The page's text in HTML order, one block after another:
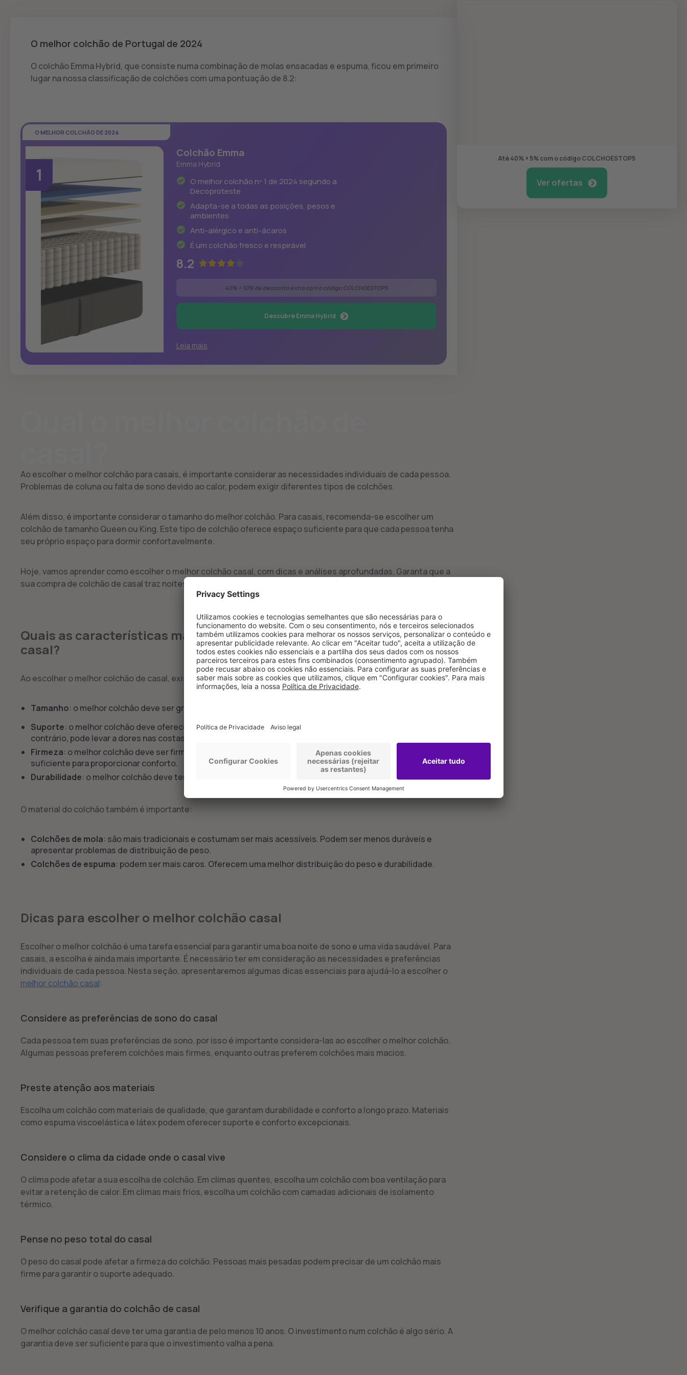
O melhor colchão de Portugal de 2024
O colchão Emma Hybrid, que consiste numa combinação de molas ensacadas e espuma, ficou em primeiro
lugar na nossa classificação de colchões com uma pontuação de 8.2:
O MELHOR COLCHÃO DE 2024
1
Colchão Emma
Emma Hybrid
O melhor colchão nº 1 de 2024 segundo a
Decoproteste
Adapta-se a todas as posições, pesos e
ambientes
Anti-alérgico e anti-ácaros
É um colchão fresco e respirável
8.2
40% + 10% de desconto extra com o código COLCHOESTOP5
Descubre Emma Hybrid
Leia mais
Ao escolher o melhor colchão para casais, é importante considerar as necessidades individuais de cada pessoa.
Problemas de coluna ou falta de sono devido ao calor, podem exigir diferentes tipos de colchões.
Além disso, é importante considerar o tamanho do melhor colchão. Para casais, recomenda-se escolher um
colchão de tamanho Queen ou King. Este tipo de colchão oferece espaço suficiente para que cada pessoa tenha
seu próprio espaço para dormir confortavelmente.
Hoje, vamos aprender como escolher o melhor colchão casal, com dicas e análises aprofundadas. Garanta que a
sua compra de colchão de casal traz noites de sono reconfortantes e saudáveis.
Quais as características mais importantes para o melhor colchão de
casal?
Ao escolher o melhor colchão de casal, existem algumas características importantes a considerar:
Tamanho: o melhor colchão deve ser grande o suficiente para acomodar duas pessoas confortavelmente.
Suporte: o melhor colchão deve oferecer suporte adequado à coluna vertebral de ambos os usuários. Caso
contrário, pode levar a dores nas costas e desconforto ao acordar.
Firmeza: o melhor colchão deve ser firme, para manter a coluna vertebral alinhada. Também deve ser macio o
suficiente para proporcionar conforto.
Durabilidade: o melhor colchão deve ter uma boa durabilidade, já que é um investimento a longo prazo.
O material do colchão também é importante:
Colchões de mola: são mais tradicionais e costumam ser mais acessíveis. Podem ser menos duráveis e
apresentar problemas de distribuição de peso.
Colchões de espuma: podem ser mais caros. Oferecem uma melhor distribuição do peso e durabilidade.
Dicas para escolher o melhor colchão casal
Escolher o melhor colchão é uma tarefa essencial para garantir uma boa noite de sono e uma vida saudável. Para
casais, a escolha é ainda mais importante. É necessário ter em consideração as necessidades e preferências
individuais de cada pessoa. Nesta seção, apresentaremos algumas dicas essenciais para ajudá-lo a escolher o
melhor colchão casal:
Considere as preferências de sono do casal
Cada pessoa tem suas preferências de sono, por isso é importante considera-las ao escolher o melhor colchão.
Algumas pessoas preferem colchões mais firmes, enquanto outras preferem colchões mais macios.
Preste atenção aos materiais
Escolha um colchão com materiais de qualidade, que garantam durabilidade e conforto a longo prazo. Materiais
como espuma viscoelástica e látex podem oferecer suporte e conforto excepcionais.
Considere o clima da cidade onde o casal vive
O clima pode afetar a sua escolha de colchão. Em climas quentes, escolha um colchão com boa ventilação para
evitar a retenção de calor. Em climas mais frios, escolha um colchão com camadas adicionais de isolamento
térmico.
Pense no peso total do casal
O peso do casal pode afetar a firmeza do colchão. Pessoas mais pesadas podem precisar de um colchão mais
firme para garantir o suporte adequado.
Verifique a garantia do colchão de casal
O melhor colchão casal deve ter uma garantia de pelo menos 10 anos. O investimento num colchão é algo sério. A
garantia deve ser suficiente para que o investimento valha a pena.
Até 40% + 5% com o código COLCHOESTOP5
Ver ofertas